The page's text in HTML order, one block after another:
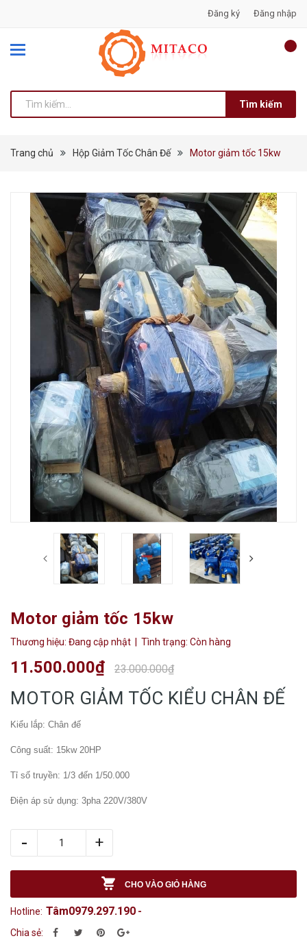
Đăng ký Đăng nhập
Tìm kiếm
Trang chủ Hộp Giảm Tốc Chân Đế Motor giảm tốc 15kw
Motor giảm tốc 15kw
Thương hiệu: Đang cập nhật | Tình trạng: Còn hàng
11.500.000₫ 23.000.000₫
MOTOR GIẢM TỐC KIỂU CHÂN ĐẾ
Kiểu lắp: Chân đế
Công suất: 15kw 20HP
Tỉ số truyền: 1/3 đến 1/50.000
Điện áp sử dụng: 3pha 220V/380V
- +
CHO VÀO GIỎ HÀNG
Hotline: Tâm0979.297.190 -
Chia sẻ: